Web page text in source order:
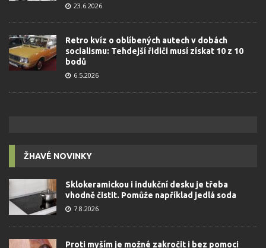
23.6.2026
Retro kvíz o oblíbených autech v dobách
socialismu: Tehdejší řidiči musí získat 10 z 10
bodů
6.5.2026
ŽHAVÉ NOVINKY
Sklokeramickou i indukční desku je třeba
vhodně čistit. Pomůže například jedlá soda
7.8.2026
Proti myším je možné zakročit i bez pomoci